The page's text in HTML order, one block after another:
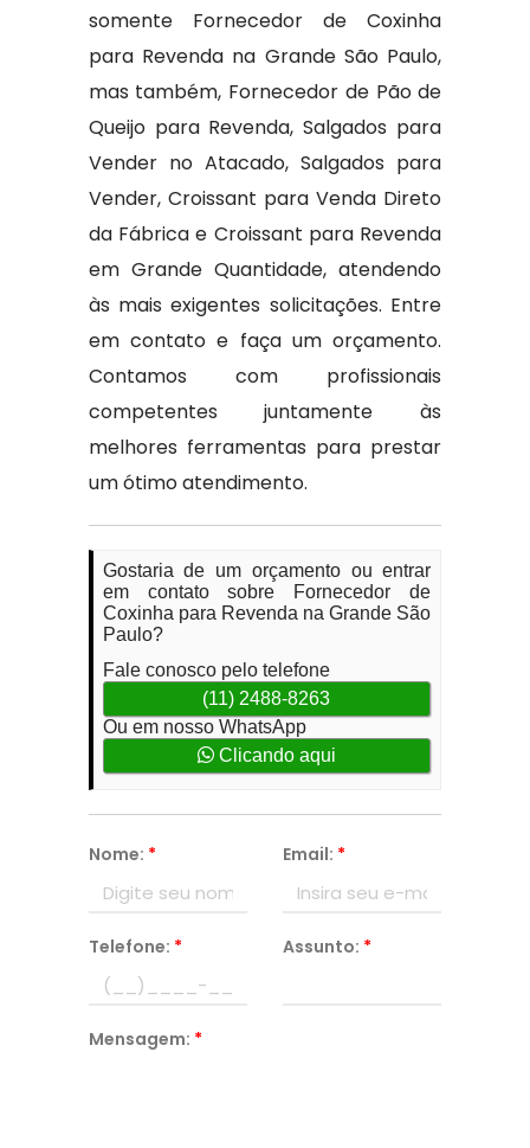
somente Fornecedor de Coxinha
para Revenda na Grande São Paulo,
mas também, Fornecedor de Pão de
Queijo para Revenda, Salgados para
Vender no Atacado, Salgados para
Vender, Croissant para Venda Direto
da Fábrica e Croissant para Revenda
em Grande Quantidade, atendendo
às mais exigentes solicitações. Entre
em contato e faça um orçamento.
Contamos com profissionais
competentes juntamente às
melhores ferramentas para prestar
um ótimo atendimento.
Gostaria de um orçamento ou entrar
em contato sobre Fornecedor de
Coxinha para Revenda na Grande São
Paulo?
Fale conosco pelo telefone
(11) 2488-8263
Ou em nosso WhatsApp
Clicando aqui
Nome: * Email: *
Telefone: * Assunto: *
Mensagem: *